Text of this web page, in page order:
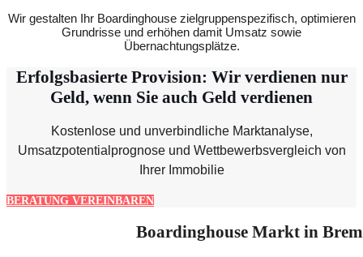
Wir gestalten Ihr Boardinghouse zielgruppenspezifisch, optimieren
Grundrisse und erhöhen damit Umsatz sowie
Übernachtungsplätze.
Erfolgsbasierte Provision: Wir verdienen nur
Geld, wenn Sie auch Geld verdienen
Kostenlose und unverbindliche Marktanalyse,
Umsatzpotentialprognose und Wettbewerbsvergleich von
Ihrer Immobilie
BERATUNG VEREINBAREN
Boardinghouse Markt in